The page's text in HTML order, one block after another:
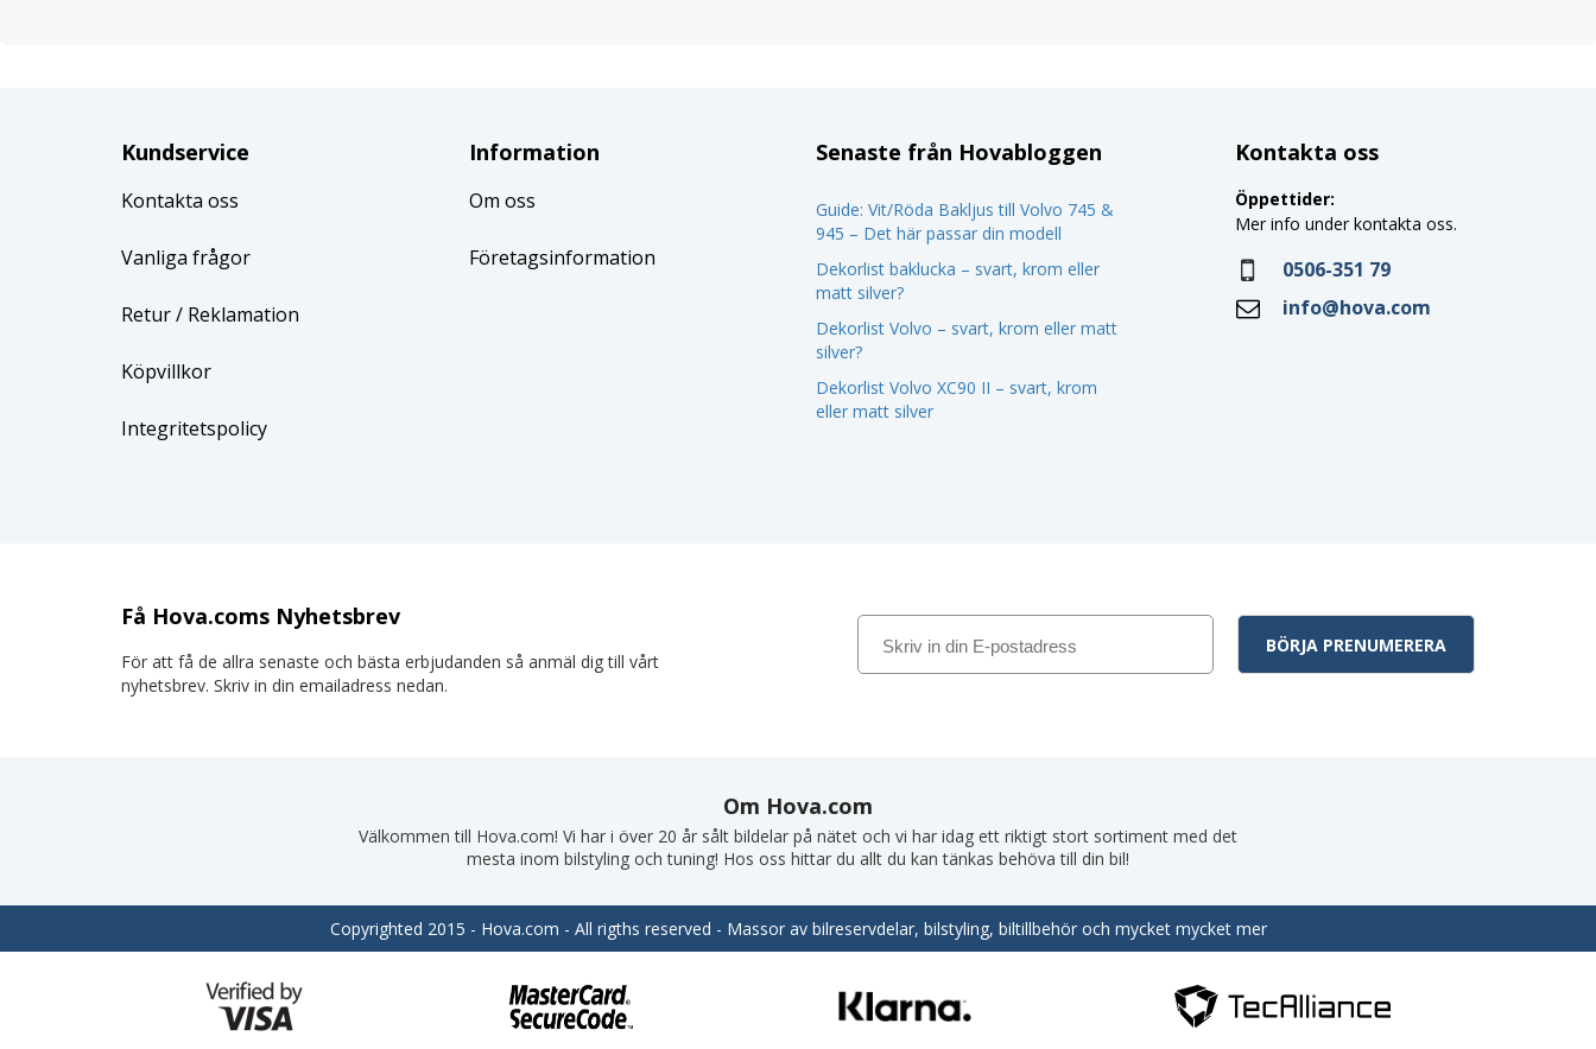
Kundservice
Kontakta oss
Vanliga frågor
Retur/ Reklamation
Köpvillkor
Integritetspolicy
Information
Om oss
Företagsinformation
Senaste från Hovabloggen
Guide: Vit/Röda Bakljus till Volvo 745 &
945 – Det här passar din modell
Dekorlist baklucka – svart, krom eller
matt silver?
Dekorlist Volvo – svart, krom eller matt
silver?
Dekorlist Volvo XC90 II – svart, krom
eller matt silver
Kontakta oss
Öppettider:
Mer info under kontakta oss.
0506-351 79
info@hova.com
Få Hova.coms Nyhetsbrev
För att få de allra senaste och bästa erbjudanden så anmäl dig till vårt
nyhetsbrev. Skriv in din emailadress nedan.
Om Hova.com
Välkommen till Hova.com! Vi har i över 20 år sålt bildelar på nätet och vi har idag ett riktigt stort sortiment med det
mesta inom bilstyling och tuning! Hos oss hittar du allt du kan tänkas behöva till din bil!
Copyrighted 2015 - Hova.com - All rigths reserved - Massor av bilreservdelar, bilstyling, biltillbehör och mycket mycket mer